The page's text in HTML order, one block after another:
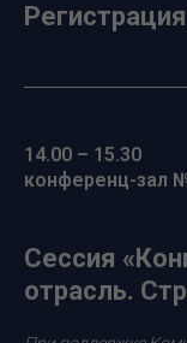
14.00 – 15.30
конференц-зал
Сессия
отрасль.